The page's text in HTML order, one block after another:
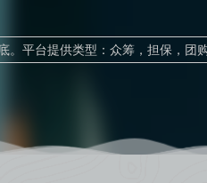
平台提供类型：众筹，担保，团购